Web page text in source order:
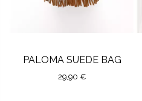
PALOMA SUEDE BAG
29,90 €